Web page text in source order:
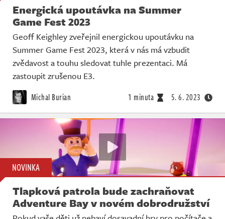
Energická upoutávka na Summer
Game Fest 2023
Geoff Keighley zveřejnil energickou upoutávku na
Summer Game Fest 2023, která v nás má vzbudit
zvědavost a touhu sledovat tuhle prezentaci. Má
zastoupit zrušenou E3.
Michal Burian 1 minuta 5. 6. 2023
NOVINKA
Tlapková patrola bude zachraňovat
Adventure Bay v novém dobrodružství